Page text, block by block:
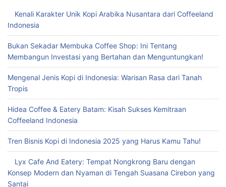
Kenali Karakter Unik Kopi Arabika Nusantara dari Coffeeland
Indonesia
Bukan Sekadar Membuka Coffee Shop: Ini Tentang
Membangun Investasi yang Bertahan dan Menguntungkan!
Mengenal Jenis Kopi di Indonesia: Warisan Rasa dari Tanah
Tropis
Hidea Coffee & Eatery Batam: Kisah Sukses Kemitraan
Coffeeland Indonesia
Tren Bisnis Kopi di Indonesia 2025 yang Harus Kamu Tahu!
Lyx Cafe And Eatery: Tempat Nongkrong Baru dengan
Konsep Modern dan Nyaman di Tengah Suasana Cirebon yang
Santai